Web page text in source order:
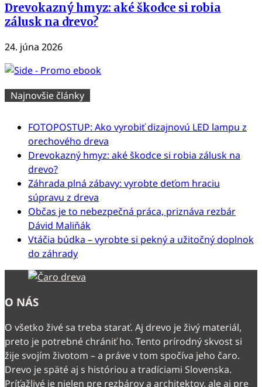
Drevokazný hmyz: aké škodce si robia
zálusk na drevo?
24. júna 2026
Najnovšie články
FOTOPOSTUP: Ako vyrobiť dizajnovú LED lampu z
orechového dreva
Drevokazný hmyz: aké škodce si robia zálusk na
drevo?
Záhrada plná zábavy: vyrobte deťom hraciu
súpravu z dreva
Občas je to nebezpečná práca, priznáva rezbár
Dávid Maliňák
Vtáčia búdka – vyrobte si pekný a užitočný doplnok
do záhrady
O NÁS
O všetko živé sa treba starať. Aj drevo je živý materiál,
preto je potrebné chrániť ho. Tento prírodný skvost si
žije svojím životom – a práve v tom spočíva jeho čaro.
Drevo je späté aj s históriou a tradíciami Slovenska.
Príťažlivé je nielen pre rezbárov a architektov, ale aj pre